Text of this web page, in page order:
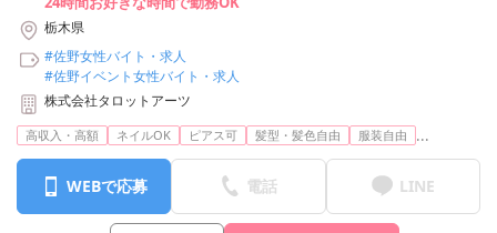
栃木県
#佐野女性バイト・求人
#佐野イベント女性バイト・求人
株式会社タロットアーツ
高収入・高額 ネイルOK ピアス可 髪型・髪色自由 服装自由 ...
WEBで応募 電話 LINE